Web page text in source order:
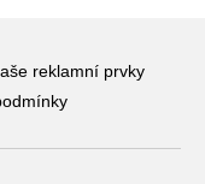
reklamní prvky